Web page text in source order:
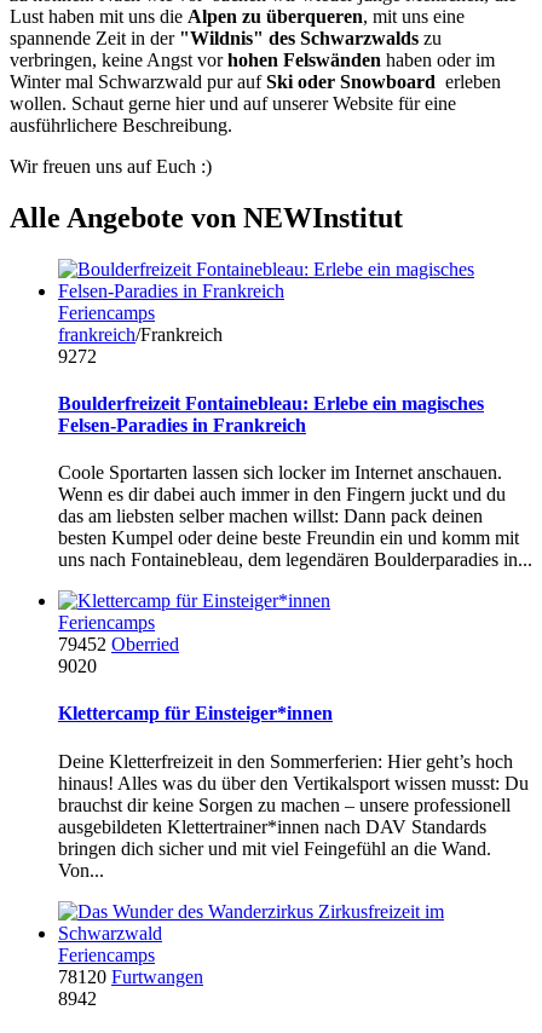
Lust haben mit uns die Alpen zu überqueren, mit uns eine
spannende Zeit in der"Wildnis" des Schwarzwalds zu
verbringen, keine Angst vorhohen Felswänden haben oder im
Winter mal Schwarzwald pur aufSki oder Snowboard erleben
wollen. Schaut gerne hier und auf unserer Website für eine
ausführlichere Beschreibung.
Wir freuen uns auf Euch :)
Alle Angebote von NEWInstitut
Feriencamps
frankreich/Frankreich
9272
Boulderfreizeit Fontainebleau: Erlebe ein magisches
Felsen-Paradies in Frankreich
Coole Sportarten lassen sich locker im Internet anschauen.
Wenn es dir dabei auch immer in den Fingern juckt und du
das am liebsten selber machen willst: Dann pack deinen
besten Kumpel oder deine beste Freundin ein und komm mit
uns nach Fontainebleau, dem legendären Boulderparadies in...
Feriencamps
79452 Oberried
9020
Klettercamp für Einsteiger*innen
Deine Kletterfreizeit in den Sommerferien: Hier geht’s hoch
hinaus! Alles was du über den Vertikalsport wissen musst: Du
brauchst dir keine Sorgen zu machen – unsere professionell
ausgebildeten Klettertrainer*innen nach DAV Standards
bringen dich sicher und mit viel Feingefühl an die Wand.
Von...
Feriencamps
78120 Furtwangen
8942